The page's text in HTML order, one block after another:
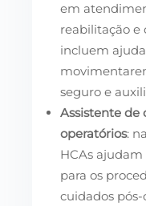
em
reabilitação e
incluem
seguro e
Assistente de
operatórios:
HCAs
para os
cuidados